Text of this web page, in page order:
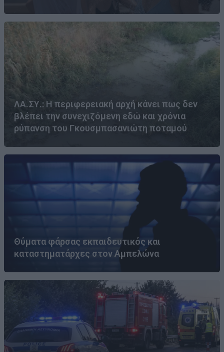
ΛΑ.ΣΥ.: Η περιφερειακή αρχή κάνει πως δεν
βλέπει την συνεχιζόμενη εδώ και χρόνια
ρύπανση του Γκουσμπασανιώτη ποταμού
Θύματα φάρσας εκπαιδευτικός και
καταστηματάρχες στον Αμπελώνα